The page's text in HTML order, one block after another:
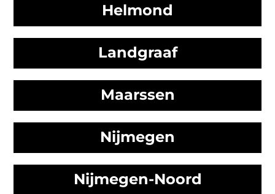
Helmond
Landgraaf
Maarssen
Nijmegen
Nijmegen-Noord